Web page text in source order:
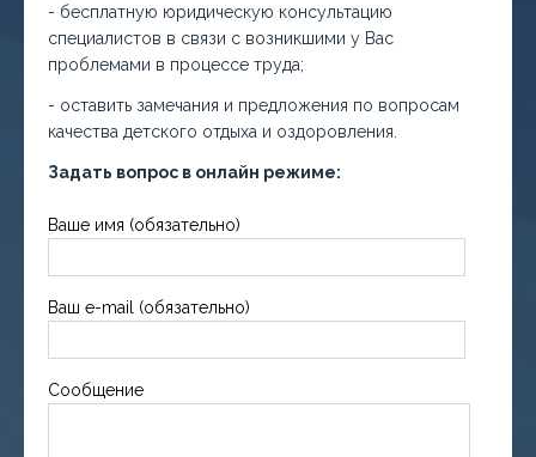
- бесплатную юридическую консультацию
специалистов в связи с возникшими у Вас
проблемами в процессе труда;
- оставить замечания и предложения по вопросам
качества детского отдыха и оздоровления.
Задать вопрос в онлайн режиме:
Ваше имя (обязательно)
Ваш e-mail (обязательно)
Сообщение